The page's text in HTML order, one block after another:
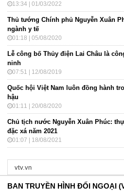
13:34 | 01/03/2022
Thủ tướng Chính phủ Nguyễn Xuân
ngành y tế
01:18 | 05/08/2020
Lễ công bố Thủy điện Lai Châu là
ninh
07:51 | 12/08/2019
Quốc hội Việt Nam luôn đồng hành
hậu
01:11 | 20/08/2020
Chủ tịch nước Nguyễn Xuân Phúc:
đặc xá năm 2021
01:07 | 18/08/2021
BAN TRUYỀN HÌNH ĐỐI NGOẠI